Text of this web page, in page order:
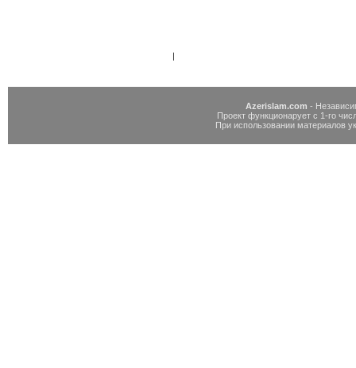
|
Azerislam.com -
Проект функционарует с 1-го
При использовании материалов